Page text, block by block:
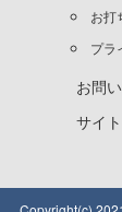
お打
プラ
お問
サイ